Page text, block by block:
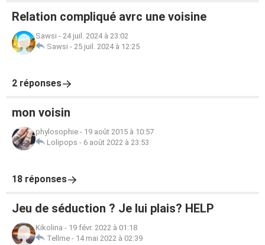
Relation compliqué avrc une voisine
Sawsi - 24 juil. 2024 à 23:02
Sawsi - 25 juil. 2024 à 12:25
2 réponses
mon voisin
phylosophie - 19 août 2015 à 10:57
Lolipops - 6 août 2022 à 23:53
18 réponses
Jeu de séduction ? Je lui plais? HELP
Kikolina - 19 févr. 2022 à 01:18
Tellme - 14 mai 2022 à 02:39